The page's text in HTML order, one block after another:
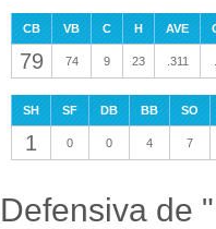
CB VB C H AVE
79 74 9 23 .311
SH SF DB BB SO
1 0 0 4 7
Defensiva de